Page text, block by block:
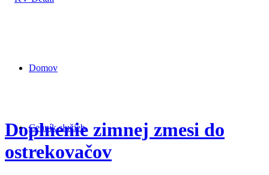
Domov
Cenník služieb
Doplnenie zimnej zmesi do
ostrekovačov